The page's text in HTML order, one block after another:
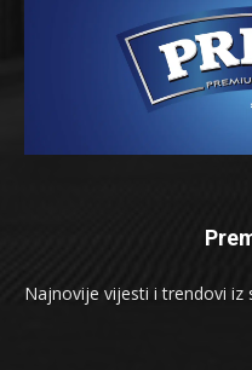
Najnovije vijesti i trendovi iz